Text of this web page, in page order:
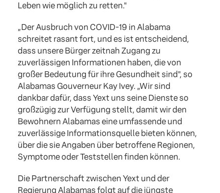
Leben wie möglich zu retten."
„Der Ausbruch von COVID-19 in Alabama
schreitet rasant fort, und es ist entscheidend,
dass unsere Bürger zeitnah Zugang zu
zuverlässigen Informationen haben, die von
großer Bedeutung für ihre Gesundheit sind", so
Alabamas Gouverneur Kay Ivey. „Wir sind
dankbar dafür, dass Yext uns seine Dienste so
großzügig zur Verfügung stellt, damit wir den
Bewohnern Alabamas eine umfassende und
zuverlässige Informationsquelle bieten können,
über die sie Angaben über betroffene Regionen,
Symptome oder Teststellen finden können.
Die Partnerschaft zwischen Yext und der
Regierung Alabamas folgt auf die jüngste